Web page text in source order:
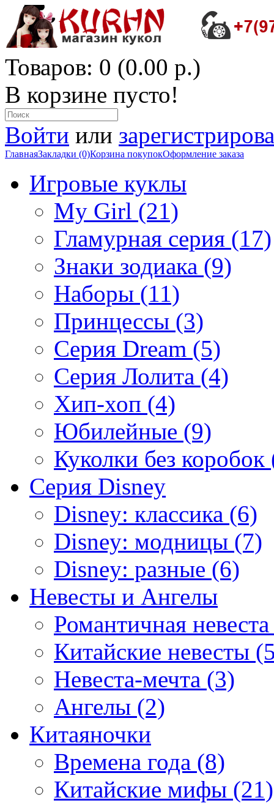
Товаров: 0 (0.00 р.)
В корзине пусто!
Войти или
ГлавнаяЗакладки (0)Корзина покупокОформление заказа
Игровые куклы
My Girl (21)
Гламурная серия (17)
Знаки зодиака (9)
Наборы (11)
Принцессы (3)
Серия Dream (5)
Серия Лолита (4)
Хип-хоп (4)
Юбилейные (9)
Куколки без коробок
Серия Disney
Disney: классика (6)
Disney: модницы (7)
Disney: разные (6)
Невесты и Ангелы
Романтичная
Китайские невесты
Невеста-мечта (3)
Ангелы (2)
Китаяночки
Времена года (8)
Китайские мифы (21)